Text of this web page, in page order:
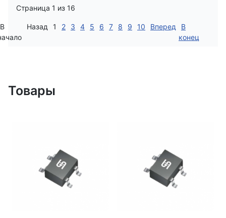
Страница 1 из 16
В
Назад 1 2 3 4 5 6 7 8 9 10 Вперед
В
конец
Товары